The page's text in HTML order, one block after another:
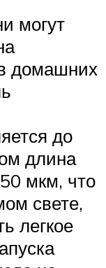
могут
домашних
до
длина
мкм, что
свете,
легкое